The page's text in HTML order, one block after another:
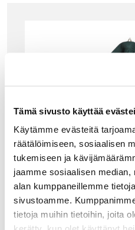
Tämä sivusto käyttää
Käytämme evästeitä
räätälöimiseen, sosiaalisen
tukemiseen ja
jaamme sosiaalisen
alan kumppaneillemme
sivustoamme.
tietoja muihin tietoihin, joita